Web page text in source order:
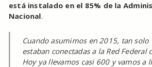
está instalado en el 85% de la
Nacional.
Cuando asumimos en 2015, tan solo
estaban conectadas a la Red Federal
Hoy ya llevamos casi 600 y vamos a